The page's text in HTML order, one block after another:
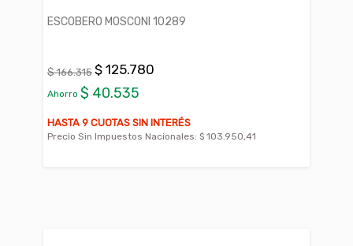
ESCOBERO MOSCONI 10289
$ 166.315 $ 125.780
Ahorro $ 40.535
HASTA 9 CUOTAS SIN INTERÉS
Precio Sin Impuestos Nacionales: $ 103.950,41